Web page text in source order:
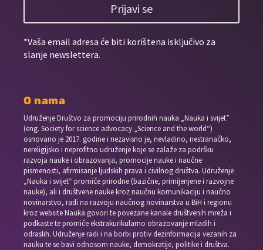
Prijavi se
*Vaša email adresa će biti korištena isključivo za
slanje newslettera.
O nama
Udruženje Društvo za promociju prirodnih nauka „Nauka i svijet”
(eng. Society for science advocacy „Science and the world“)
osnovano je 2017. godine i nezavisno je, nevladino, nestranačko,
nereligijsko i neprofitno udruženje koje se zalaže za podršku
razvoja nauke i obrazovanja, promocije nauke i naučne
pismenosti, afirmisanje ljudskih prava i civilnog društva. Udruženje
„Nauka i svijet“ promiče prirodne (bazične, primijenjene i razvojne
nauke), ali i društvene nauke kroz naučnu komunikaciju i naučno
novinarstvo, radi na razvoju naučnog novinarstva u BiH i regionu
kroz website Nauka govori te povezane kanale društvenih mreža i
podkaste te promiče ekstrakurikularno obrazovanje mladih i
odraslih. Udruženje radi i na borbi protiv dezinformacija vezanih za
nauku te se bavi odnosom nauke, demokratije, politike i društva.